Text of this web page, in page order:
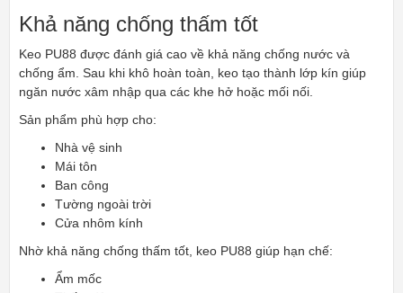
Khả năng chống thấm tốt
Keo PU88 được đánh giá cao về khả năng chống nước và
chống ẩm. Sau khi khô hoàn toàn, keo tạo thành lớp kín giúp
ngăn nước xâm nhập qua các khe hở hoặc mối nối.
Sản phẩm phù hợp cho:
Nhà vệ sinh
Mái tôn
Ban công
Tường ngoài trời
Cửa nhôm kính
Nhờ khả năng chống thấm tốt, keo PU88 giúp hạn chế:
Ẩm mốc